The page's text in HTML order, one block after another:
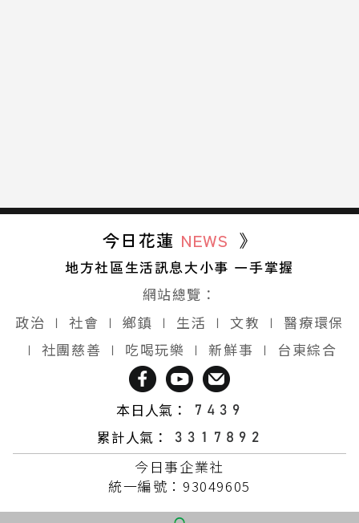
今日花蓮 NEWS 》
地方社區生活訊息大小事 一手掌握
網站總覽：
政治 ∣ 社會 ∣ 鄉鎮 ∣ 生活 ∣ 文教 ∣
醫療環保
∣ 社團慈善 ∣ 吃喝玩樂 ∣ 新鮮事 ∣ 台東綜合
本日人氣：
累計人氣：
今日事企業社
統一編號：93049605